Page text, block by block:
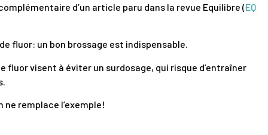
d’un article paru dans la revue Equilibre (EQ
fluor: un bon brossage est indispensable.
visent à éviter un surdosage, qui risque d’entraîner
remplace l’exemple!